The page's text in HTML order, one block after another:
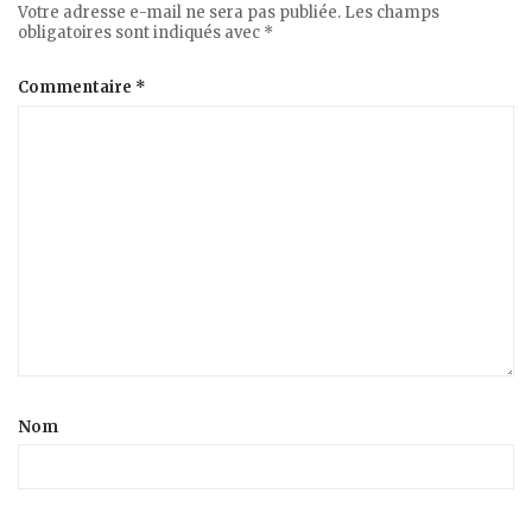
Votre adresse e-mail ne sera pas publiée. Les champs
obligatoires sont indiqués avec *
Commentaire *
Nom